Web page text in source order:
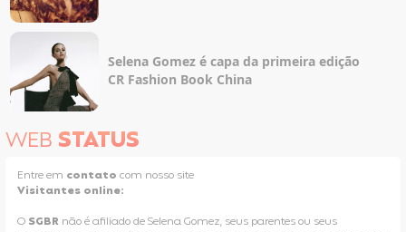
Selena Gomez é capa da primeira edição
CR Fashion Book China
WEB STATUS
Entre em contato com nosso site
Visitantes online:
O SGBR não é afiliado de Selena Gomez, seus parentes ou seus